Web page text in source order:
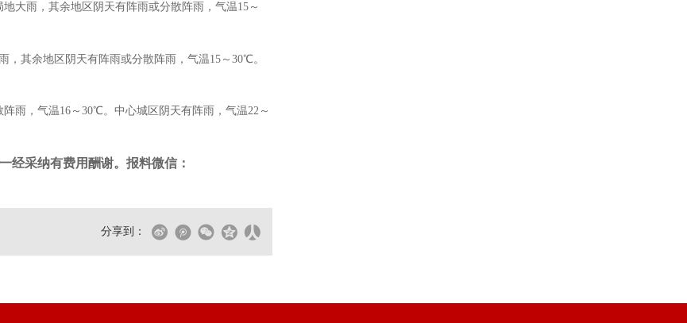
大雨，其余地区阴天有阵雨或分散阵雨，气温15～
，其余地区阴天有阵雨或分散阵雨，气温15～30℃。
雨，气温16～30℃。中心城区阴天有阵雨，气温22～
经采纳有费用酬谢。报料微信：
分享到：